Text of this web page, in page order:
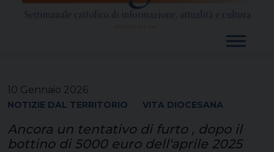
10 Gennaio 2026
NOTIZIE DAL TERRITORIO VITA DIOCESANA
Ancora un tentativo di furto , dopo il
bottino di 5000 euro dell'aprile 2025